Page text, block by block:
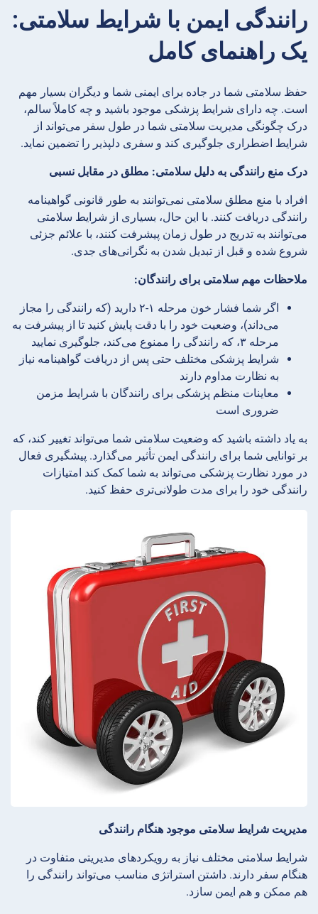
رانندگی ایمن با شرایط سلامتی:
یک راهنمای کامل
حفظ سلامتی شما در جاده برای ایمنی شما و دیگران بسیار مهم
است. چه دارای شرایط پزشکی موجود باشید و چه کاملاً سالم،
درک چگونگی مدیریت سلامتی شما در طول سفر می‌تواند از
شرایط اضطراری جلوگیری کند و سفری دلپذیر را تضمین نماید.
درک منع رانندگی به دلیل سلامتی: مطلق در مقابل نسبی
افراد با منع مطلق سلامتی نمی‌توانند به طور قانونی گواهینامه
رانندگی دریافت کنند. با این حال، بسیاری از شرایط سلامتی
می‌توانند به تدریج در طول زمان پیشرفت کنند، با علائم جزئی
شروع شده و قبل از تبدیل شدن به نگرانی‌های جدی.
ملاحظات مهم سلامتی برای رانندگان:
اگر شما فشار خون مرحله ۱-۲ دارید (که رانندگی را مجاز
می‌داند)، وضعیت خود را با دقت پایش کنید تا از پیشرفت به
مرحله ۳، که رانندگی را ممنوع می‌کند، جلوگیری نمایید
شرایط پزشکی مختلف حتی پس از دریافت گواهینامه نیاز
به نظارت مداوم دارند
معاینات منظم پزشکی برای رانندگان با شرایط مزمن
ضروری است
به یاد داشته باشید که وضعیت سلامتی شما می‌تواند تغییر کند، که
بر توانایی شما برای رانندگی ایمن تأثیر می‌گذارد. پیشگیری فعال
در مورد نظارت پزشکی می‌تواند به شما کمک کند امتیازات
رانندگی خود را برای مدت طولانی‌تری حفظ کنید.
مدیریت شرایط سلامتی موجود هنگام رانندگی
شرایط سلامتی مختلف نیاز به رویکردهای مدیریتی متفاوت در
هنگام سفر دارند. داشتن استراتژی مناسب می‌تواند رانندگی را
هم ممکن و هم ایمن سازد.